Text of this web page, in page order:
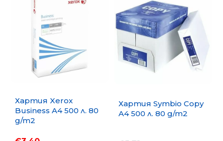
Хартия Xerox
Business A4 500 л. 80
g/m2
Хартия Symbio Copy
A4 500 л. 80 g/m2